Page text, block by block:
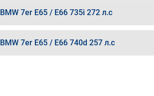
BMW 7er E65 / E66 735i 272 л.с
BMW 7er E65 / E66 740d 257 л.с